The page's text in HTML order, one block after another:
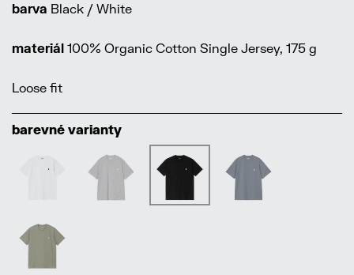
barva Black / White
materiál 100% Organic Cotton Single Jersey, 175 g
Loose fit
barevné varianty